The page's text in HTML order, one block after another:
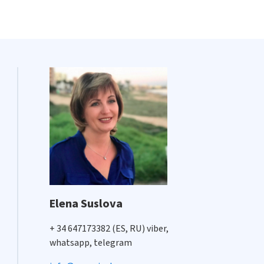
Elena Suslova
+ 34 647173382 (ES, RU) viber,
whatsapp, telegram